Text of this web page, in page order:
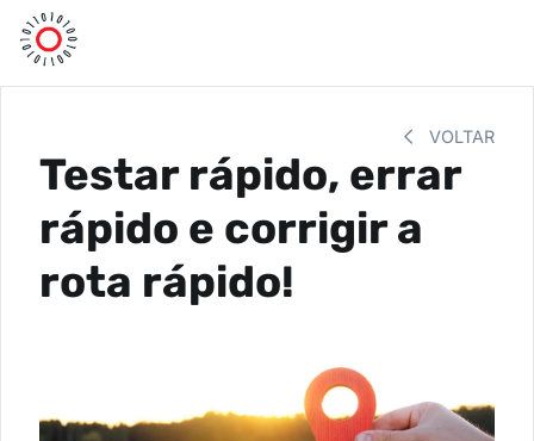
VOLTAR
Testar rápido, errar
rápido e corrigir a
rota rápido!